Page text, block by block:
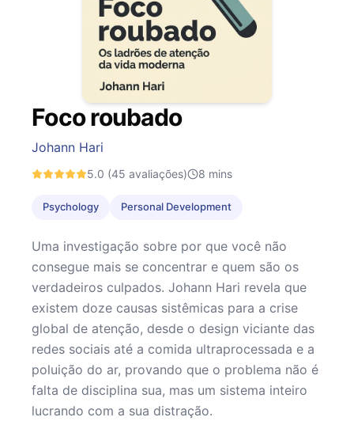
Foco roubado
Johann Hari
5.0 (45 avaliações) 8 mins
Psychology Personal Development
Uma investigação sobre por que você não
consegue mais se concentrar e quem são os
verdadeiros culpados. Johann Hari revela que
existem doze causas sistêmicas para a crise
global de atenção, desde o design viciante das
redes sociais até a comida ultraprocessada e a
poluição do ar, provando que o problema não é
falta de disciplina sua, mas um sistema inteiro
lucrando com a sua distração.